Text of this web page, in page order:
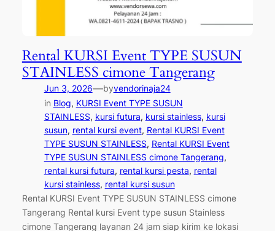
Rental KURSI Event TYPE SUSUN
STAINLESS cimone Tangerang
Jun 3, 2026—byvendorinaja24
in Blog, KURSI Event TYPE SUSUN
STAINLESS, kursi futura, kursi stainless, kursi
susun, rental kursi event, Rental KURSI Event
TYPE SUSUN STAINLESS, Rental KURSI Event
TYPE SUSUN STAINLESS cimone Tangerang
rental kursi futura, rental kursi pesta, rental
kursi stainless, rental kursi susun
Rental KURSI Event TYPE SUSUN STAINLESS cimone
Tangerang Rental kursi Event type susun Stainless
cimone Tangerang layanan 24 jam siap kirim ke lokasi